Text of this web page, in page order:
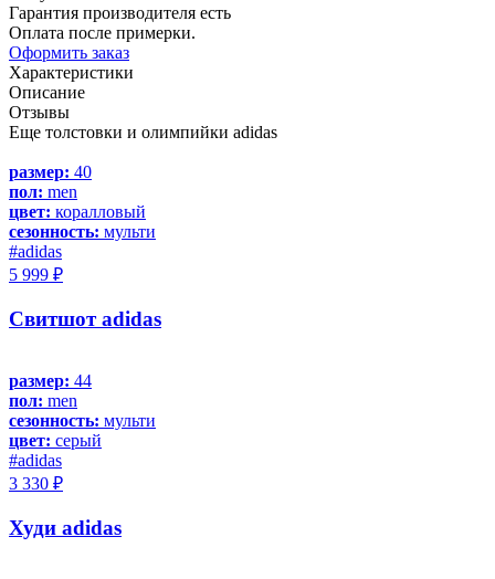
Гарантия производителя есть
Оплата после примерки.
Оформить заказ
Характеристики
Описание
Отзывы
Еще толстовки и олимпийки adidas
размер: 40
пол: men
цвет: коралловый
сезонность: мульти
#adidas
5 999 ₽
Свитшот adidas
размер: 44
пол: men
сезонность: мульти
цвет: серый
#adidas
3 330 ₽
Худи adidas